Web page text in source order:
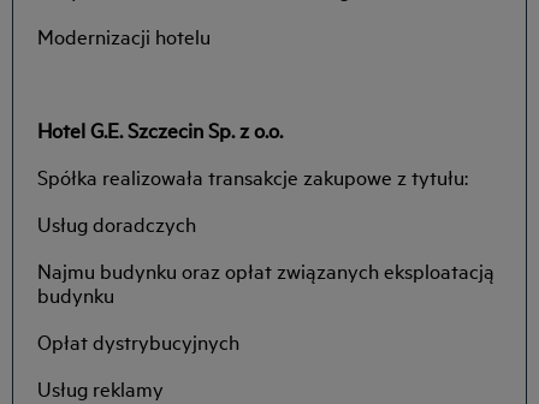
Modernizacji hotelu
Hotel G.E. Szczecin Sp. z o.o.
Spółka realizowała transakcje zakupowe z tytułu:
Usług doradczych
Najmu budynku oraz opłat związanych eksploatacją
budynku
Opłat dystrybucyjnych
Usług reklamy